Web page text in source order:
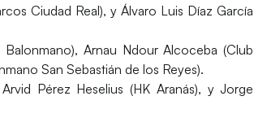
Ciudad Real), y Álvaro Luis Díaz García
Arnau Ndour Alcoceba (Club
San Sebastián de los Reyes).
Pérez Heselius (HK Aranás), y Jorge